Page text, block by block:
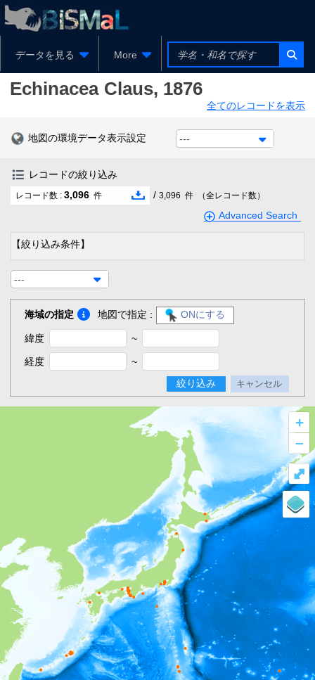
データを見る More
Echinacea Claus, 1876
全てのレコードを表示
地図の環境データ表示設定 ---
レコードの絞り込み
レコード数 : 3,096 件 / 3,096 件 （全レコード数）
Advanced Search
【絞り込み条件】
---
海域の指定 地図で指定 : ONにする
緯度 ~
経度
~
絞り込み
キャンセル
+
–
⤢